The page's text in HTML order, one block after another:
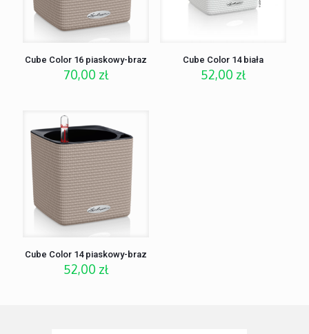
Cube Color 16 piaskowy-braz
70,00 zł
Cube Color 14 biała
52,00 zł
Cube Color 14 piaskowy-braz
52,00 zł